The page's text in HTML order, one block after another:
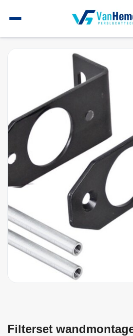
Terug naar home
Filterset